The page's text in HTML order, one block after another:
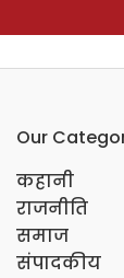
Our
कहानी
राजनीति
समाज
संपादकीय